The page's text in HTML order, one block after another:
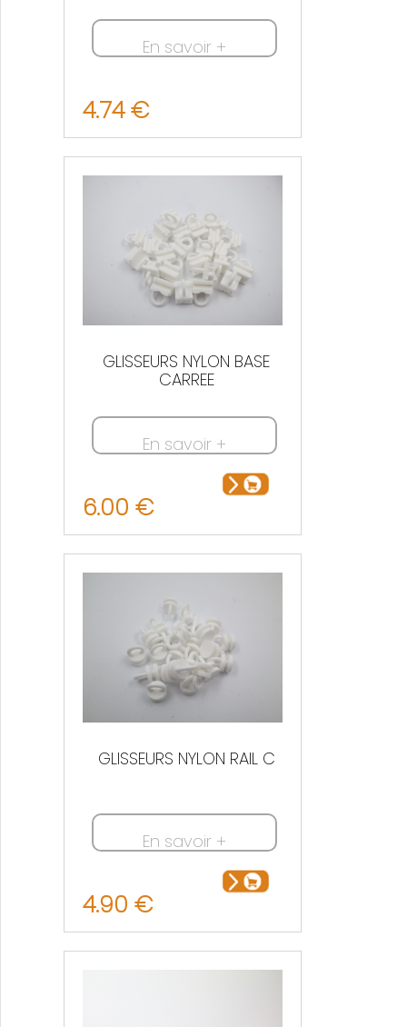
En savoir +
4.74 €
GLISSEURS NYLON BASE
CARREE
En savoir +
6.00 €
GLISSEURS NYLON RAIL C
En savoir +
4.90 €